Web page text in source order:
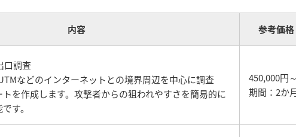
内容 参考価格
口調査
などのインターネットとの境界周辺を中心に調査
を作成します。攻撃者からの狙われやすさを簡易的に
す。
450,000円～
期間：2か